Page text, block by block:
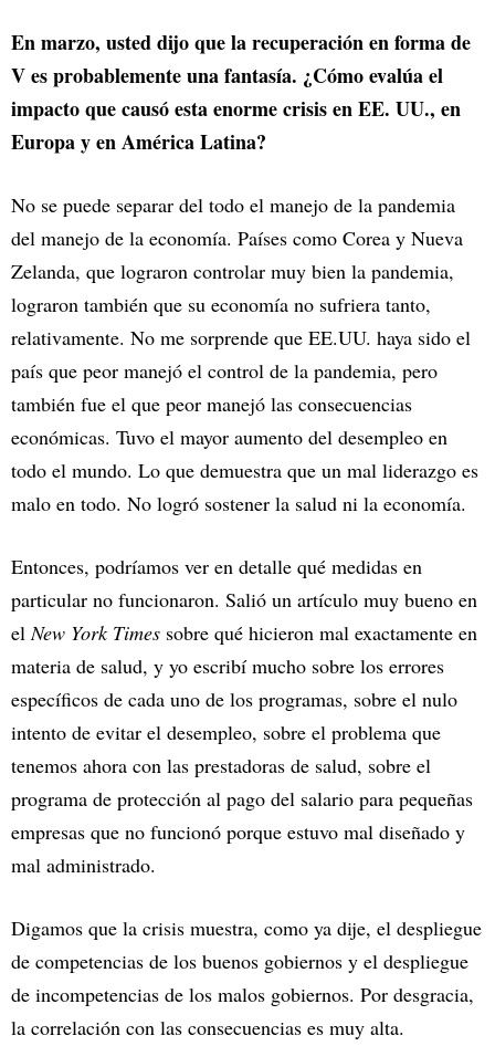
En marzo, usted dijo que la recuperación en forma de
V es probablemente una fantasía. ¿Cómo evalúa el
impacto que causó esta enorme crisis en EE. UU., en
Europa y en América Latina?
No se puede separar del todo el manejo de la pandemia
del manejo de la economía. Países como Corea y Nueva
Zelanda, que lograron controlar muy bien la pandemia,
lograron también que su economía no sufriera tanto,
relativamente. No me sorprende que EE.UU. haya sido el
país que peor manejó el control de la pandemia, pero
también fue el que peor manejó las consecuencias
económicas. Tuvo el mayor aumento del desempleo en
todo el mundo. Lo que demuestra que un mal liderazgo es
malo en todo. No logró sostener la salud ni la economía.
Entonces, podríamos ver en detalle qué medidas en
particular no funcionaron. Salió un artículo muy bueno en
elNew York Times sobre qué hicieron mal exactamente en
materia de salud, y yo escribí mucho sobre los errores
específicos de cada uno de los programas, sobre el nulo
intento de evitar el desempleo, sobre el problema que
tenemos ahora con las prestadoras de salud, sobre el
programa de protección al pago del salario para pequeñas
empresas que no funcionó porque estuvo mal diseñado y
mal administrado.
Digamos que la crisis muestra, como ya dije, el despliegue
de competencias de los buenos gobiernos y el despliegue
de incompetencias de los malos gobiernos. Por desgracia,
la correlación con las consecuencias es muy alta.